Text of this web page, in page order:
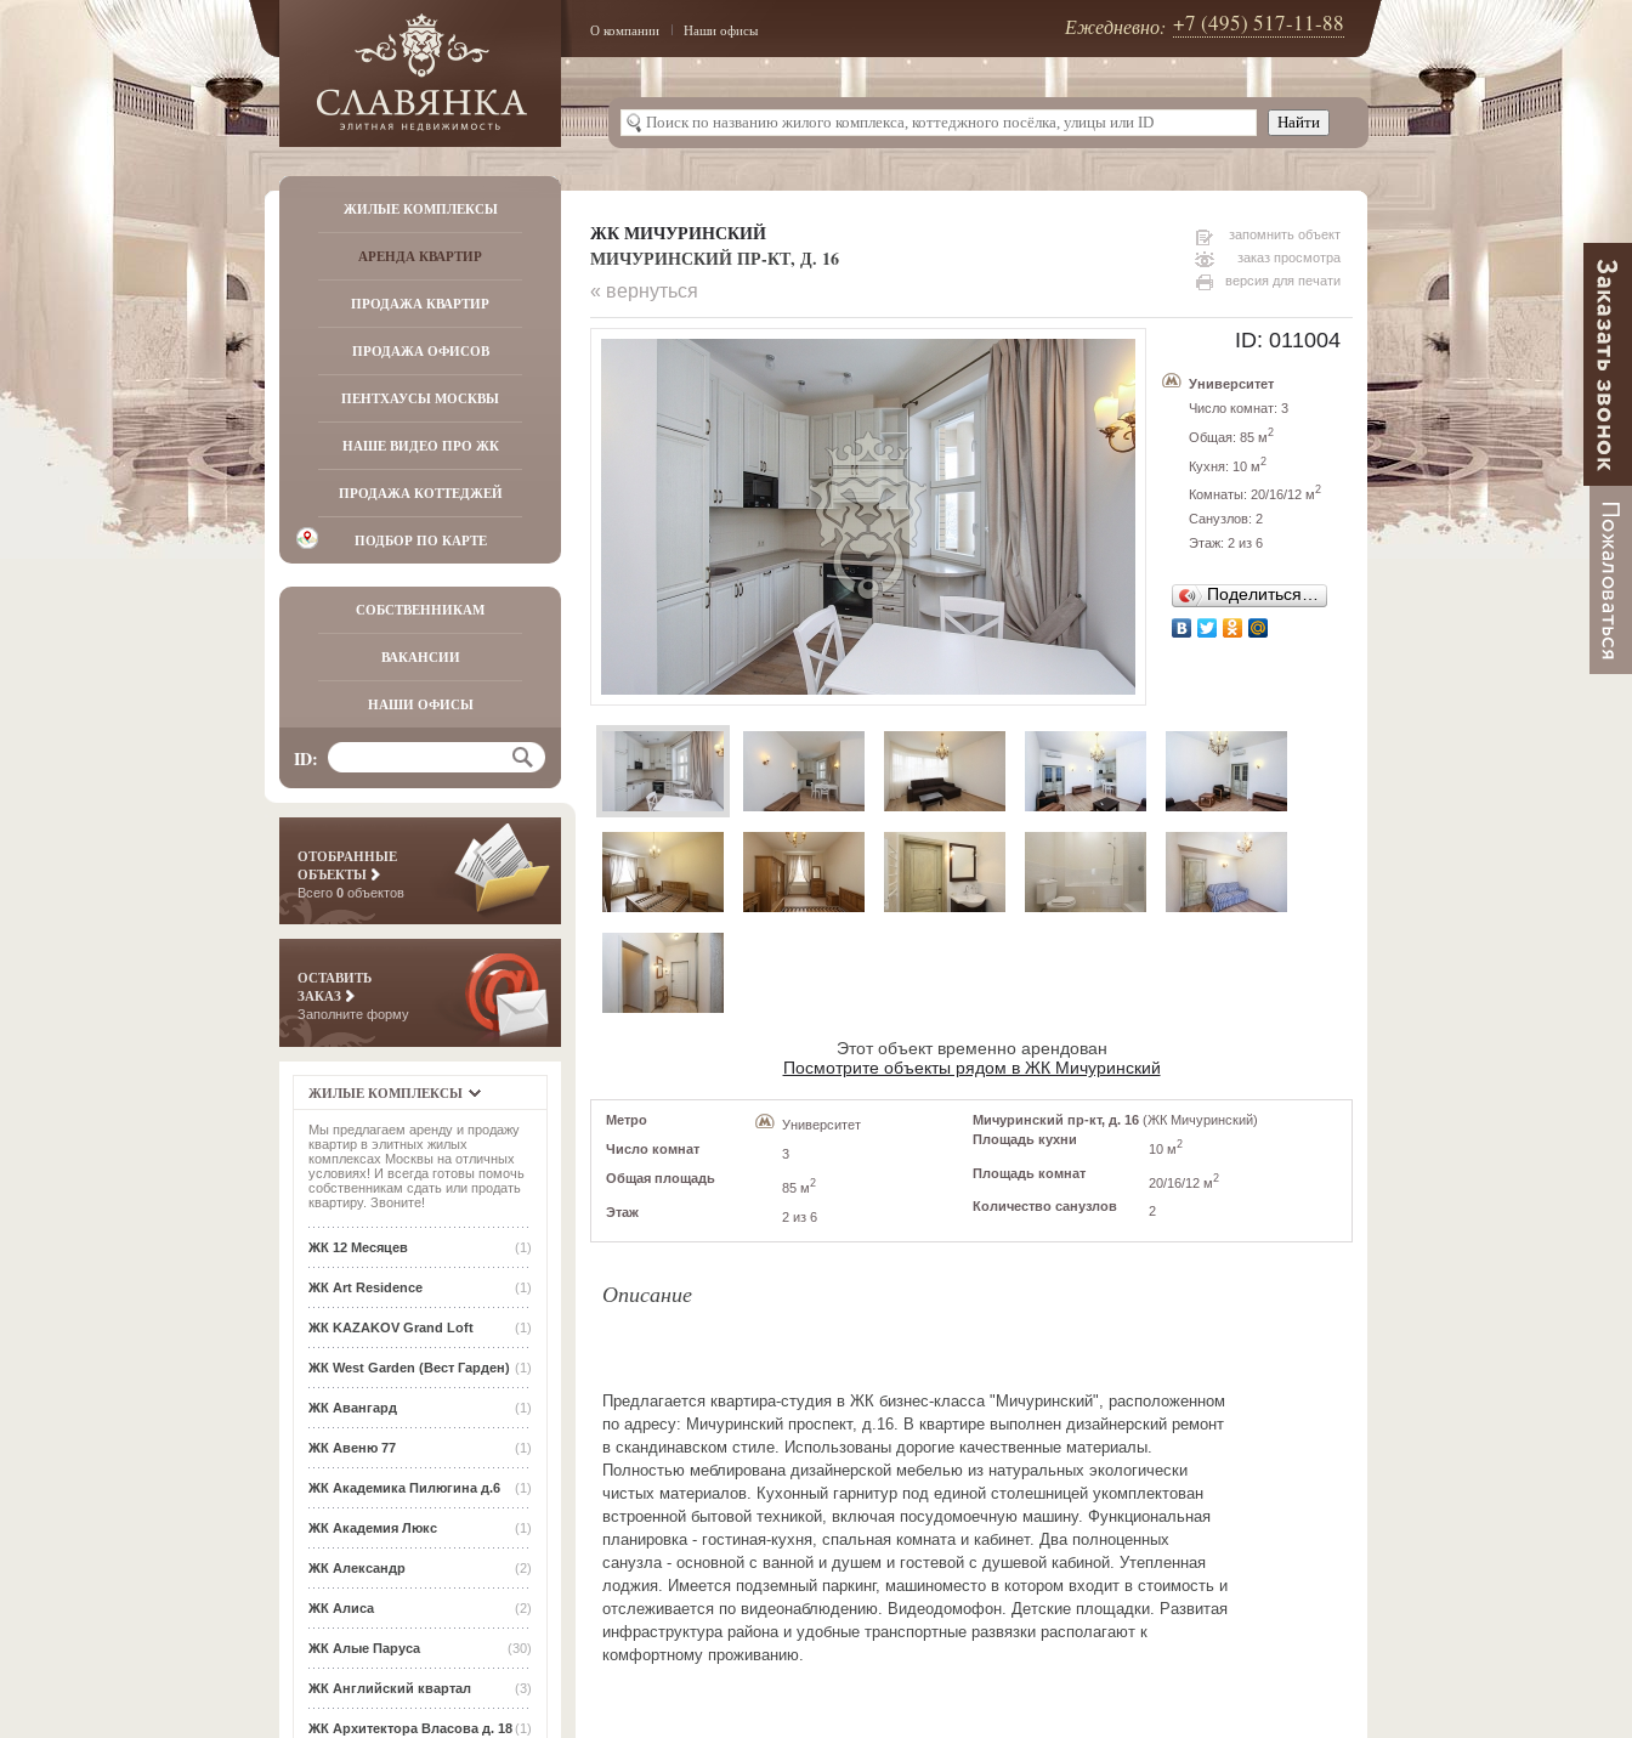
О компании Наши офисы Ежедневно: +7 (495) 517-11-88
ЖИЛЫЕ КОМПЛЕКСЫ
АРЕНДА КВАРТИР
ПРОДАЖА КВАРТИР
ПРОДАЖА ОФИСОВ
ПЕНТХАУСЫ МОСКВЫ
НАШЕ ВИДЕО ПРО ЖК
ПРОДАЖА КОТТЕДЖЕЙ
ПОДБОР ПО КАРТЕ
СОБСТВЕННИКАМ
ВАКАНСИИ
НАШИ ОФИСЫ
ID:
ОТОБРАННЫЕ
ОБЪЕКТЫ
Всего 0 объектов
ОСТАВИТЬ
ЗАКАЗ
Заполните форму
ЖИЛЫЕ КОМПЛЕКСЫ
Мы предлагаем аренду и продажу
квартир в элитных жилых
комплексах Москвы на отличных
условиях! И всегда готовы помочь
собственникам сдать или продать
квартиру. Звоните!
(1)
ЖК 12 Месяцев
(1)
ЖК Art Residence
(1)
ЖК KAZAKOV Grand Loft
(1)
ЖК West Garden (Вест Гарден)
(1)
ЖК Авангард
(1)
ЖК Авеню 77
(1)
ЖК Академика Пилюгина д.6
(1)
ЖК Академия Люкс
(2)
ЖК Александр
(2)
ЖК Алиса
(30)
ЖК Алые Паруса
(3)
ЖК Английский квартал
(1)
ЖК Архитектора Власова д. 18
ЖК МИЧУРИНСКИЙ
МИЧУРИНСКИЙ ПР-КТ, Д. 16
запомнить объект
заказ просмотра
версия для печати
« вернуться
ID: 011004
Университет
Число комнат: 3
Общая: 85 м2
Кухня: 10 м2
Комнаты: 20/16/12 м2
Санузлов: 2
Этаж: 2 из 6
Поделиться…
Этот объект временно арендован
Посмотрите объекты рядом в ЖК Мичуринский
Метро
Университет
Число комнат
3
Общая площадь
85 м2
Этаж 2 из 6
Мичуринский пр-кт, д. 16 (ЖК Мичуринский)
Площадь кухни
10 м2
Площадь комнат
20/16/12 м2
Количество санузлов 2
Описание
Предлагается квартира-студия в ЖК бизнес-класса "Мичуринский", расположенном
по адресу: Мичуринский проспект, д.16. В квартире выполнен дизайнерский ремонт
в скандинавском стиле. Использованы дорогие качественные материалы.
Полностью меблирована дизайнерской мебелью из натуральных экологически
чистых материалов. Кухонный гарнитур под единой столешницей укомплектован
встроенной бытовой техникой, включая посудомоечную машину. Функциональная
планировка - гостиная-кухня, спальная комната и кабинет. Два полноценных
санузла - основной с ванной и душем и гостевой с душевой кабиной. Утепленная
лоджия. Имеется подземный паркинг, машиноместо в котором входит в стоимость и
отслеживается по видеонаблюдению. Видеодомофон. Детские площадки. Развитая
инфраструктура района и удобные транспортные развязки располагают к
комфортному проживанию.